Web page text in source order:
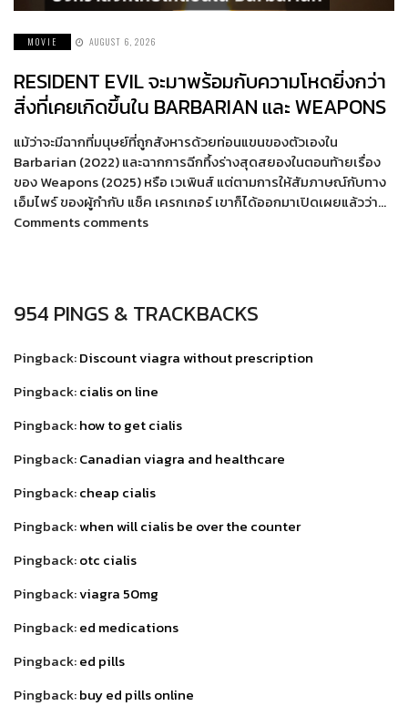
MOVIE AUGUST 6, 2026
RESIDENT EVIL จะมาพร้อมกับความโหดยิ่งกว่า
สิ่งที่เคยเกิดขึ้นใน BARBARIAN และ WEAPONS
แม้ว่าจะมีฉากที่มนุษย์ที่ถูกสังหารด้วยท่อนแขนของตัวเองใน
Barbarian (2022) และฉากการฉีกทึ้งร่างสุดสยองในตอนท้ายเรื่อง
ของ Weapons (2025) หรือ เวเพินส์ แต่ตามการให้สัมภาษณ์กับทาง
เอ็มไพร์ ของผู้กำกับ แซ็ค เครกเกอร์ เขาก็ได้ออกมาเปิดเผยแล้วว่า…
Comments comments
954 PINGS & TRACKBACKS
Pingback:Discount viagra without prescription
Pingback:cialis on line
Pingback:how to get cialis
Pingback:Canadian viagra and healthcare
Pingback:cheap cialis
Pingback:when will cialis be over the counter
Pingback:otc cialis
Pingback:viagra 50mg
Pingback:ed medications
Pingback:ed pills
Pingback:buy ed pills online